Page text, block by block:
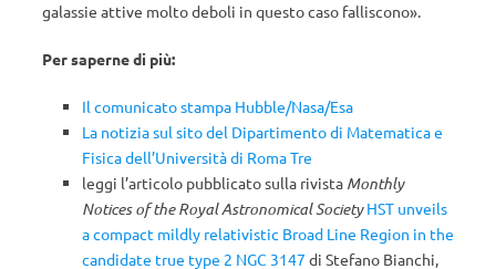
galassie attive molto deboli in questo caso falliscono».
Per saperne di più:
Il comunicato stampa Hubble/Nasa/Esa
La notizia sul sito del Dipartimento di Matematica e
Fisica dell’Università di Roma Tre
leggi l’articolo pubblicato sulla rivista Monthly
Notices of the Royal Astronomical Society HST unveils
a compact mildly relativistic Broad Line Region in the
candidate true type 2 NGC 3147 di Stefano Bianchi,